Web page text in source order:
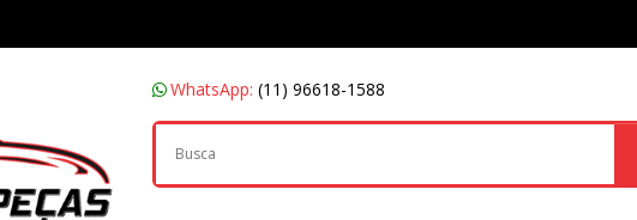
WhatsApp: (11) 96618-1588